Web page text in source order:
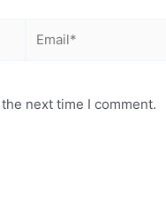
next time I comment.